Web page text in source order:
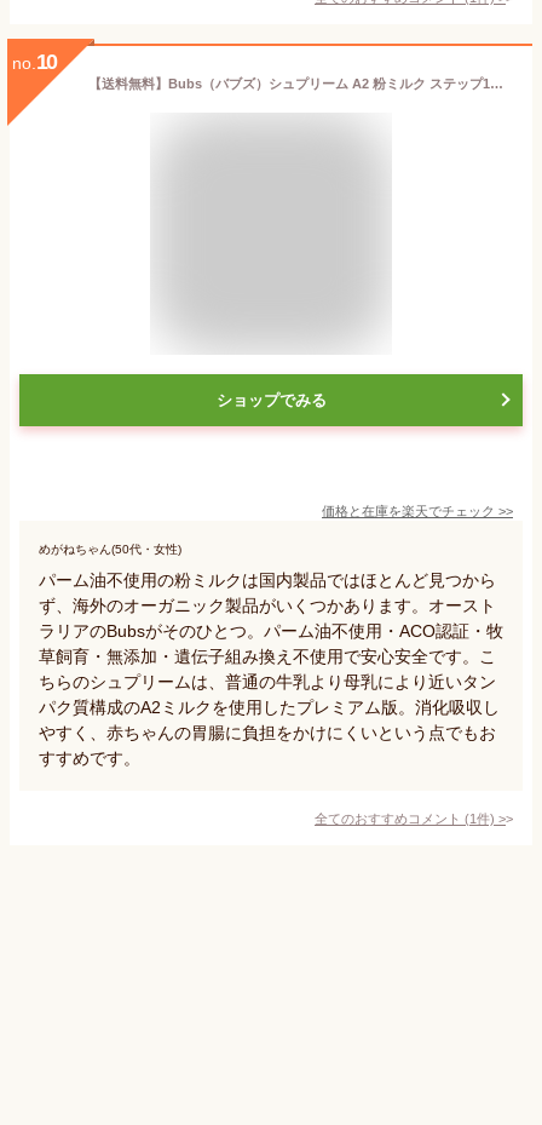
no. 10
【送料無料】Bubs（バブズ）シュプリーム A2 粉ミルク ステップ1（0〜6カ月）大缶 800g 1缶 単品【海外通販】
ショップでみる
価格と在庫を楽天でチェック >>
めがねちゃん(50代・女性)
パーム油不使用の粉ミルクは国内製品ではほとんど見つから
ず、海外のオーガニック製品がいくつかあります。オースト
ラリアのBubsがそのひとつ。パーム油不使用・ACO認証・牧
草飼育・無添加・遺伝子組み換え不使用で安心安全です。こ
ちらのシュプリームは、普通の牛乳より母乳により近いタン
パク質構成のA2ミルクを使用したプレミアム版。消化吸収し
やすく、赤ちゃんの胃腸に負担をかけにくいという点でもお
すすめです。
全てのおすすめコメント (1件) >